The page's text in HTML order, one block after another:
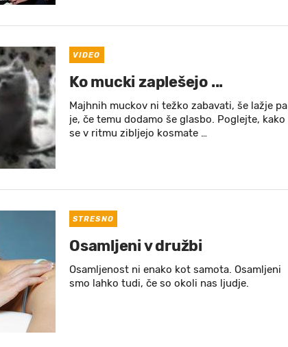
VIDEO
Ko mucki zaplešejo ...
Majhnih muckov ni težko zabavati, še lažje pa
je, če temu dodamo še glasbo. Poglejte, kako
se v ritmu zibljejo kosmate …
STRESNO
Osamljeni v družbi
Osamljenost ni enako kot samota. Osamljeni
smo lahko tudi, če so okoli nas ljudje.